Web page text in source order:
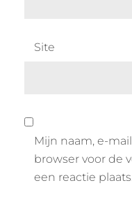
Site
Mijn naam, e-
browser voor de
een reactie